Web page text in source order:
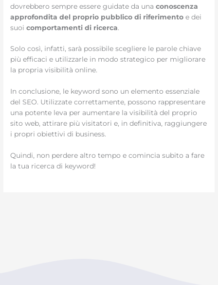
dovrebbero sempre essere guidate da una conoscenza
approfondita del proprio pubblico di riferimentoe dei
suoi comportamenti di ricerca.
Solo così, infatti, sarà possibile scegliere le parole chiave
più efficaci e utilizzarle in modo strategico per migliorare
la propria visibilità online.
In conclusione, le keyword sono un elemento essenziale
del SEO. Utilizzate correttamente, possono rappresentare
una potente leva per aumentare la visibilità del proprio
sito web, attirare più visitatori e, in definitiva, raggiungere
i propri obiettivi di business.
Quindi, non perdere altro tempo e comincia subito a fare
la tua ricerca di keyword!